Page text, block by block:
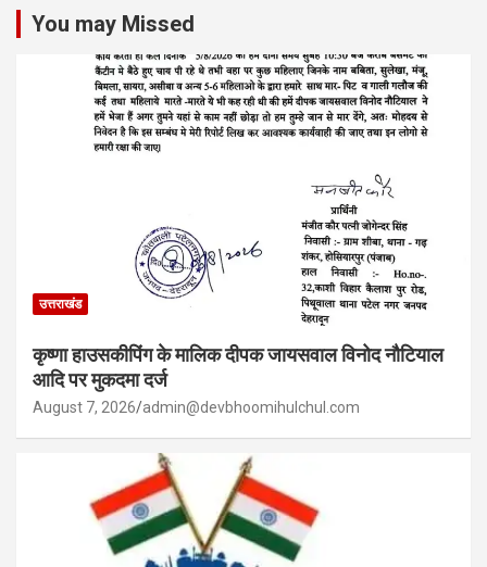
You may Missed
उत्तराखंड
कृष्णा हाउसकीपिंग के मालिक दीपक जायसवाल विनोद नौटियाल
आदि पर मुकदमा दर्ज
August 7, 2026 admin@devbhoomihulchul.com